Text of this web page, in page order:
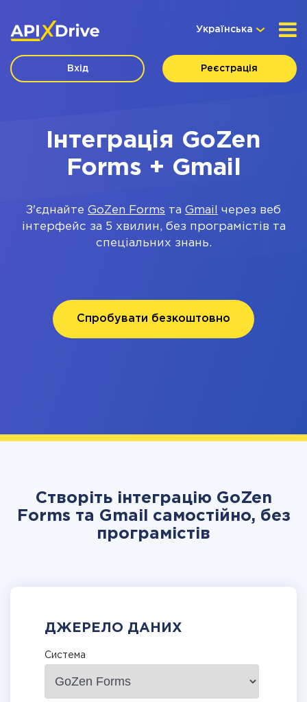
Українська
Вхід Реєстрація
Інтеграція GoZen
Forms + Gmail
З'єднайте GoZen Forms та Gmail
через веб
інтерфейс за 5 хвилин, без програмістів та
спеціальних знань.
Спробувати безкоштовно
Створіть інтеграцію GoZen
Forms та Gmail самостійно, без
програмістів
ДЖЕРЕЛО ДАНИХ
Система